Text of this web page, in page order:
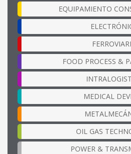
EQUIPAMIENTO
FOOD PROCESS &
MEDICAL
OIL GAS
POWER &